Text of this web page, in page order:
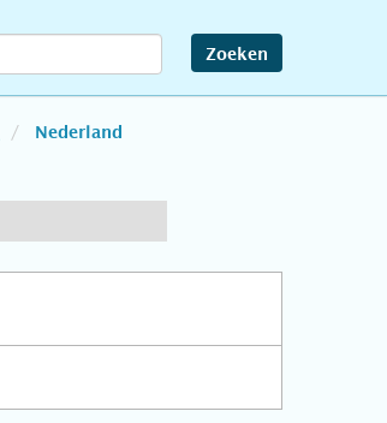
Zoeken
Nederland